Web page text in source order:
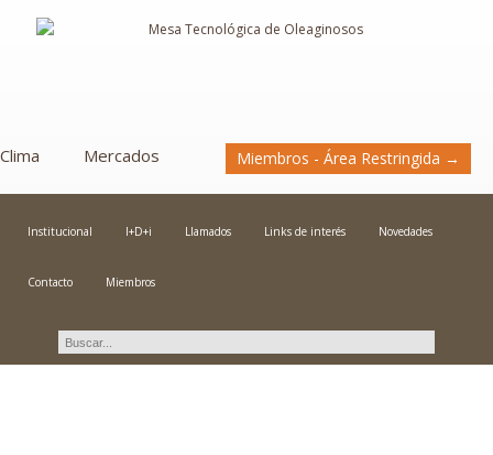
Clima Mercados Miembros - Área Restringida →
Institucional I+D+i Llamados Links de interés Novedades
Contacto Miembros